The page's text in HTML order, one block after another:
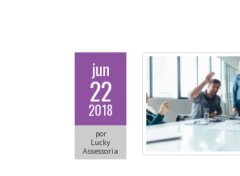
jun
22
2018
por
Lucky
Assessoria